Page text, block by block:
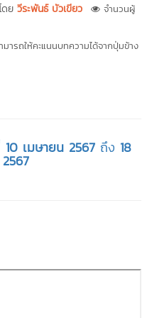
ดย วีระพันธ์ บัวเขียว
จำนวนผู้
มารถให้คะแนนบทความได้จากปุ่มข้าง
10 เมษายน 2567ถึง 18